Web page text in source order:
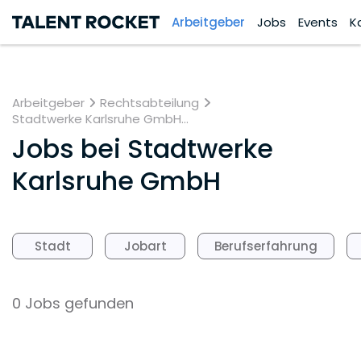
Arbeitgeber Jobs Events
Arbeitgeber
Rechtsabteilung
Stadtwerke Karlsruhe GmbH...
Jobs bei Stadtwerke
Karlsruhe GmbH
Stadt Jobart Berufserfahrung
0 Jobs gefunden